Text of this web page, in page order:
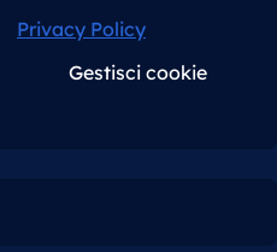
Privacy Policy
Gestisci cookie